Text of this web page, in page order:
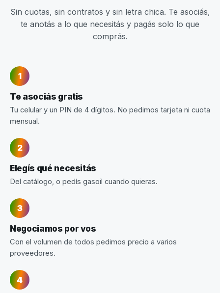
Sin cuotas, sin contratos y sin letra chica. Te asociás,
te anotás a lo que necesitás y pagás solo lo que
comprás.
Te asociás gratis
Tu celular y un PIN de 4 dígitos. No pedimos tarjeta ni cuota
mensual.
Elegís qué necesitás
Del catálogo, o pedís gasoil cuando quieras.
Negociamos por vos
Con el volumen de todos pedimos precio a varios
proveedores.